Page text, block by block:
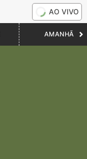
AO VIVO
AMANHÃ